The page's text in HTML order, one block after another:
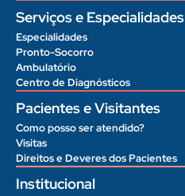
Serviços e Especialidades
Especialidades
Pronto-Socorro
Ambulatório
Centro de Diagnósticos
Pacientes e Visitantes
Como posso ser atendido?
Visitas
Direitos e Deveres dos Pacientes
Institucional